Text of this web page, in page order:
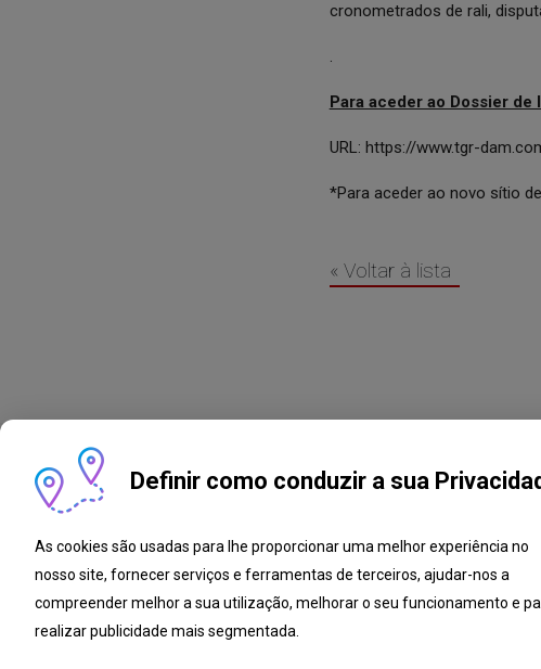
cronometrados de rali,
.
Para aceder ao Dossier de
URL: https://www.tgr-
*Para aceder ao novo sítio
« Voltar à lista
Livro de Reclamações Notícias
Definir como conduzir a sua
As cookies são usadas para lhe proporcionar uma melhor experiência no
nosso site, fornecer serviços e ferramentas de terceiros, ajudar-nos a
compreender melhor a sua utilização, melhorar o seu funcionamento e
realizar publicidade mais segmentada.